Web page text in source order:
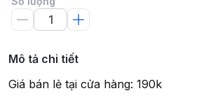
Mô tả chi tiết
Giá bán lẻ tại cửa hàng: 190k